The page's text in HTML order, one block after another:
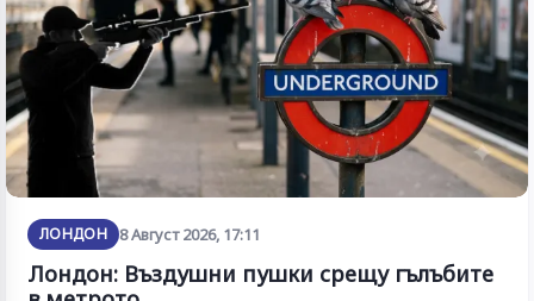
ЛОНДОН 8 Август 2026, 17:11
Лондон: Въздушни пушки срещу гълъбите